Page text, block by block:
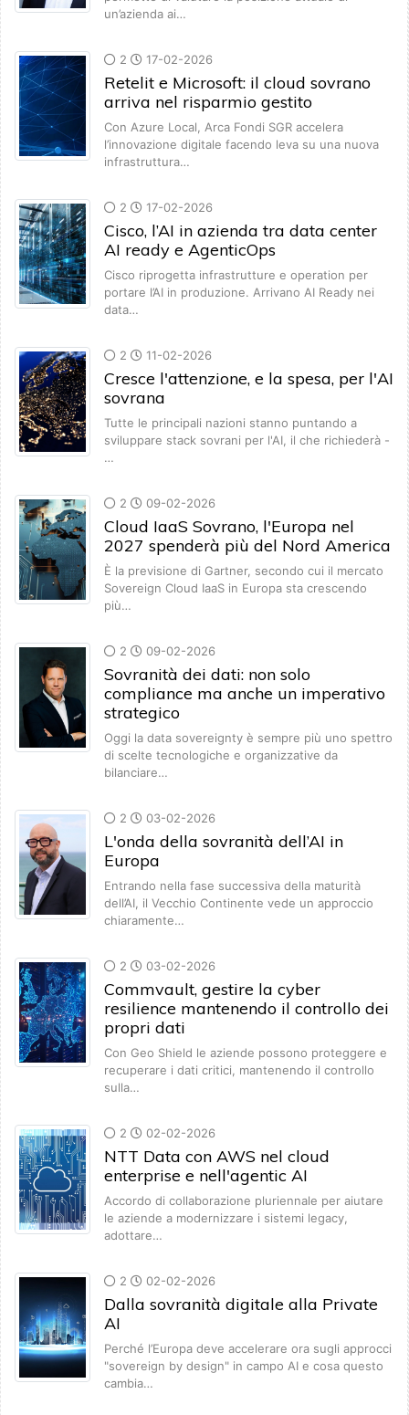
un’azienda ai…
2 17-02-2026
Retelit e Microsoft: il cloud sovrano
arriva nel risparmio gestito
Con Azure Local, Arca Fondi SGR accelera
l’innovazione digitale facendo leva su una nuova
infrastruttura…
2 17-02-2026
Cisco, l’AI in azienda tra data center
AI ready e AgenticOps
Cisco riprogetta infrastrutture e operation per
portare l’AI in produzione. Arrivano AI Ready nei
data…
2 11-02-2026
Cresce l'attenzione, e la spesa, per l'AI
sovrana
Tutte le principali nazioni stanno puntando a
sviluppare stack sovrani per l'AI, il che richiederà -
…
2 09-02-2026
Cloud IaaS Sovrano, l'Europa nel
2027 spenderà più del Nord America
È la previsione di Gartner, secondo cui il mercato
Sovereign Cloud IaaS in Europa sta crescendo
più…
2 09-02-2026
Sovranità dei dati: non solo
compliance ma anche un imperativo
strategico
Oggi la data sovereignty è sempre più uno spettro
di scelte tecnologiche e organizzative da
bilanciare…
2 03-02-2026
L'onda della sovranità dell’AI in
Europa
Entrando nella fase successiva della maturità
dell’AI, il Vecchio Continente vede un approccio
chiaramente…
2 03-02-2026
Commvault, gestire la cyber
resilience mantenendo il controllo dei
propri dati
Con Geo Shield le aziende possono proteggere e
recuperare i dati critici, mantenendo il controllo
sulla…
2 02-02-2026
NTT Data con AWS nel cloud
enterprise e nell'agentic AI
Accordo di collaborazione pluriennale per aiutare
le aziende a modernizzare i sistemi legacy,
adottare…
2 02-02-2026
Dalla sovranità digitale alla Private
AI
Perché l’Europa deve accelerare ora sugli approcci
"sovereign by design" in campo AI e cosa questo
cambia…